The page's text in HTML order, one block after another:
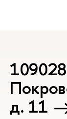
д. 11